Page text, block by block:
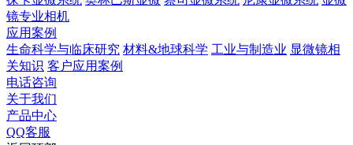
镜专业相机
应用案例
生命科学与临床研究 材料&地球科学 工业与制造业 显微镜相
关知识 客户应用案例
电话咨询
关于我们
产品中心
QQ客服